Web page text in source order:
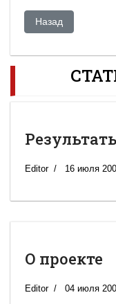
Предыдущий:
Назад
Editor 16 июля
О проекте
Editor 04 июля